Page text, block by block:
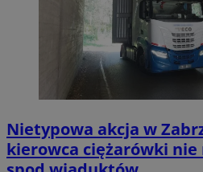
Nietypowa akcja w
kierowca ciężarówki nie